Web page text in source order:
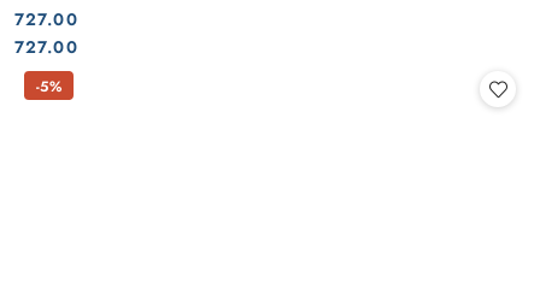
Cena:
727.00
Cena:
727.00
-5%